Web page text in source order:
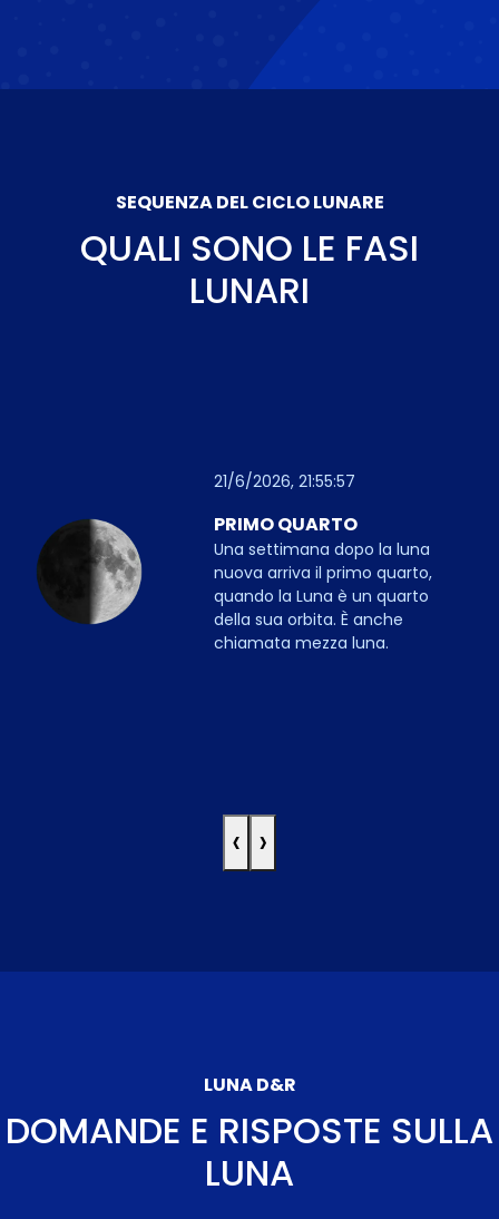
SEQUENZA DEL CICLO LUNARE
QUALI SONO LE FASI
LUNARI
21/6/2026, 21:55:57
PRIMO QUARTO
Una settimana dopo la luna
nuova arriva il primo quarto,
quando la Luna è un quarto
della sua orbita. È anche
chiamata mezza luna.
‹ ›
LUNA D&R
DOMANDE E RISPOSTE SULLA
LUNA